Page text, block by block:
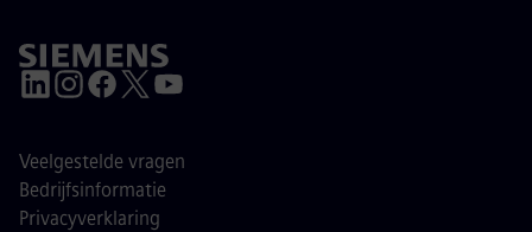
Veelgestelde vragen
Bedrijfsinformatie
Privacyverklaring